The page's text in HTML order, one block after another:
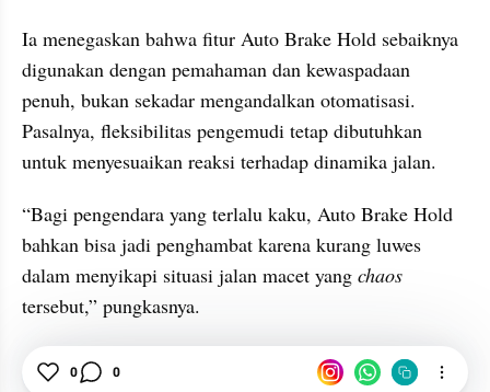
Ia menegaskan bahwa fitur Auto Brake Hold sebaiknya
digunakan dengan pemahaman dan kewaspadaan
penuh, bukan sekadar mengandalkan otomatisasi.
Pasalnya, fleksibilitas pengemudi tetap dibutuhkan
untuk menyesuaikan reaksi terhadap dinamika jalan.
“Bagi pengendara yang terlalu kaku, Auto Brake Hold
bahkan bisa jadi penghambat karena kurang luwes
dalam menyikapi situasi jalan macet yang chaos
tersebut,” pungkasnya.
Auto Brake Hold
0 0